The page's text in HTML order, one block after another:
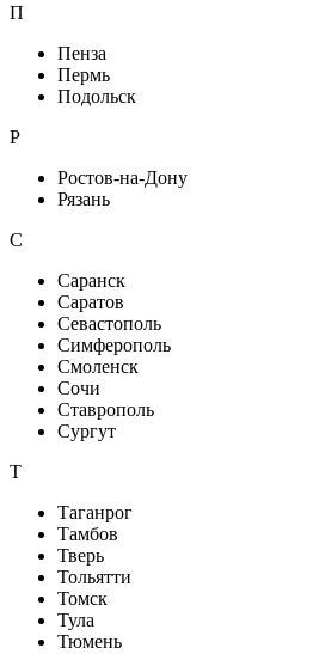
П
Пенза
Пермь
Подольск
Р
Ростов-на-Дону
Рязань
С
Саранск
Саратов
Севастополь
Симферополь
Смоленск
Сочи
Ставрополь
Сургут
Т
Таганрог
Тамбов
Тверь
Тольятти
Томск
Тула
Тюмень